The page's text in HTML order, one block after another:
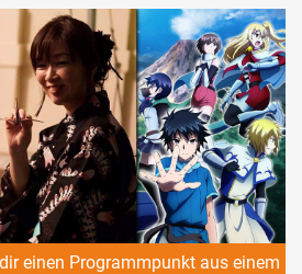
einen Programmpunkt aus einem